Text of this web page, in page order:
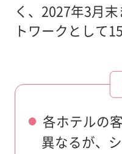
く、2027年3月
トワークとして
各ホテルの
異なるが、